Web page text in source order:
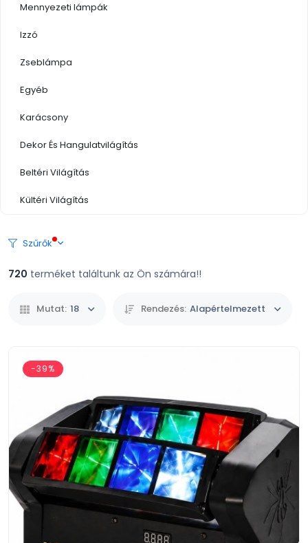
Mennyezeti lámpák
Izzó
Zseblámpa
Egyéb
Karácsony
Dekor És Hangulatvilágítás
Beltéri Világítás
Kültéri Világítás
Szűrők
720 terméket találtunk az Ön számára!!
Mutat: 18 Rendezés: Alapértelmezett
-39%